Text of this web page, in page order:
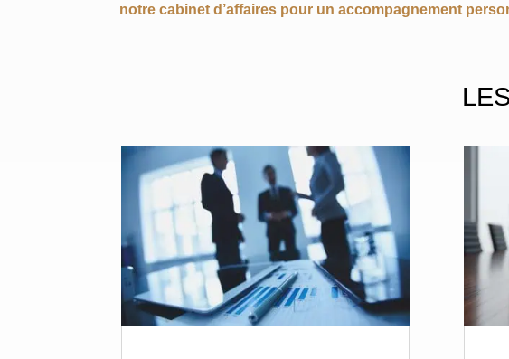
notre cabinet d’affaires pour un accompagnement